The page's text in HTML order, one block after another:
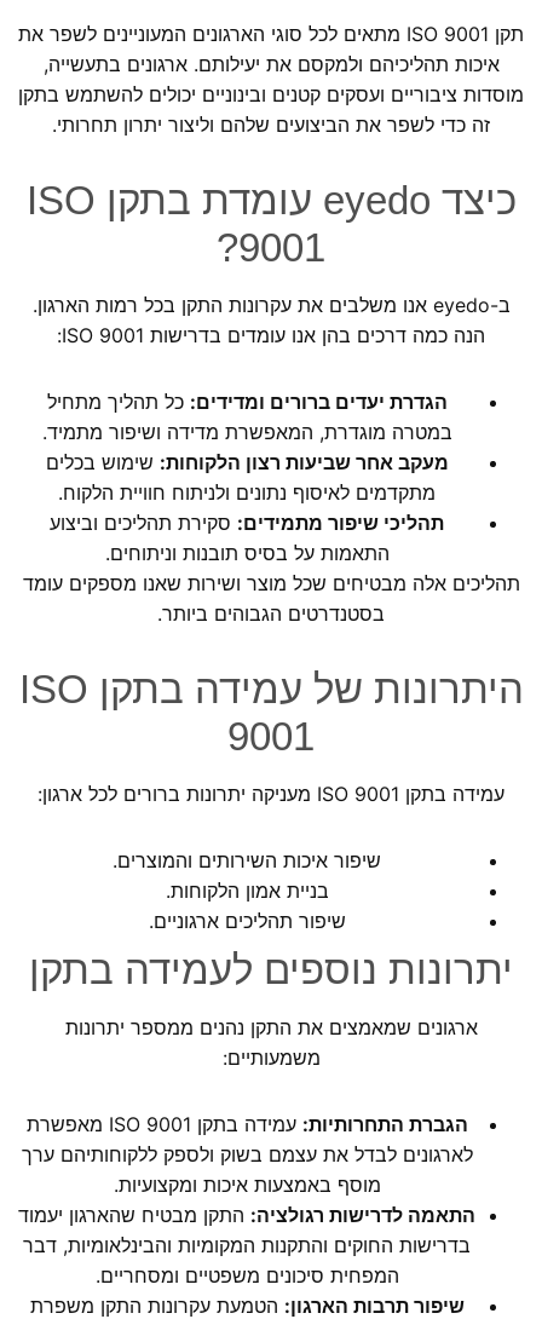
תקן ISO 9001 מתאים לכל סוגי הארגונים המעוניינים לשפר את
איכות תהליכיהם ולמקסם את יעילותם. ארגונים בתעשייה,
מוסדות ציבוריים ועסקים קטנים ובינוניים יכולים להשתמש בתקן
זה כדי לשפר את הביצועים שלהם וליצור יתרון תחרותי.
כיצד eyedo עומדת בתקן ISO
9001?
ב-eyedo אנו משלבים את עקרונות התקן בכל רמות הארגון.
הנה כמה דרכים בהן אנו עומדים בדרישות ISO 9001:
הגדרת יעדים ברורים ומדידים: כל תהליך מתחיל
במטרה מוגדרת, המאפשרת מדידה ושיפור מתמיד.
מעקב אחר שביעות רצון הלקוחות: שימוש בכלים
מתקדמים לאיסוף נתונים ולניתוח חוויית הלקוח.
תהליכי שיפור מתמידים: סקירת תהליכים וביצוע
התאמות על בסיס תובנות וניתוחים.
תהליכים אלה מבטיחים שכל מוצר ושירות שאנו מספקים עומד
בסטנדרטים הגבוהים ביותר.
היתרונות של עמידה בתקן ISO
9001
עמידה בתקן ISO 9001 מעניקה יתרונות ברורים לכל ארגון:
שיפור איכות השירותים והמוצרים.
בניית אמון הלקוחות.
שיפור תהליכים ארגוניים.
יתרונות נוספים לעמידה בתקן
ארגונים שמאמצים את התקן נהנים ממספר יתרונות
משמעותיים:
הגברת התחרותיות:
עמידה בתקן ISO 9001 מאפשרת
לארגונים לבדל את עצמם בשוק ולספק ללקוחותיהם ערך
מוסף באמצעות איכות ומקצועיות.
התאמה לדרישות רגולציה: התקן מבטיח שהארגון יעמוד
בדרישות החוקים והתקנות המקומיות והבינלאומיות, דבר
המפחית סיכונים משפטיים ומסחריים.
שיפור תרבות הארגון: הטמעת עקרונות התקן משפרת